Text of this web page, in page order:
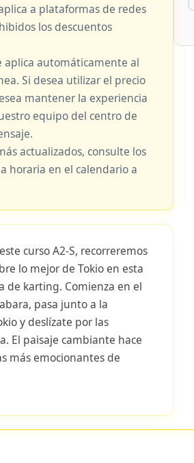
a plataformas de redes
los descuentos
aplica automáticamente al
Si desea utilizar el precio
mantener la experiencia
equipo del centro de
actualizados, consulte los
horaria en el calendario a
curso A2-S, recorreremos
lo mejor de Tokio en esta
de karting. Comienza en el
pasa junto a la
y deslízate por las
El paisaje cambiante hace
más emocionantes de